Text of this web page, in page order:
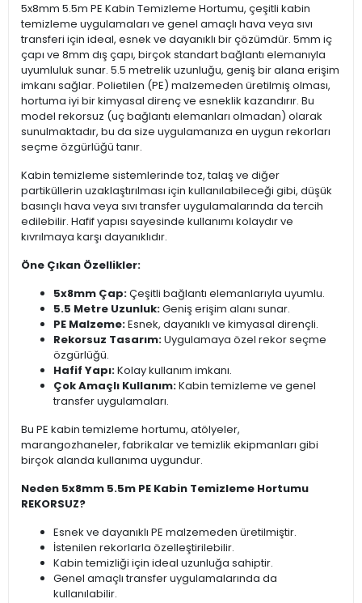
5x8mm 5.5m PE Kabin Temizleme Hortumu, çeşitli kabin
temizleme uygulamaları ve genel amaçlı hava veya sıvı
transferi için ideal, esnek ve dayanıklı bir çözümdür. 5mm iç
çapı ve 8mm dış çapı, birçok standart bağlantı elemanıyla
uyumluluk sunar. 5.5 metrelik uzunluğu, geniş bir alana erişim
imkanı sağlar. Polietilen (PE) malzemeden üretilmiş olması,
hortuma iyi bir kimyasal direnç ve esneklik kazandırır. Bu
model rekorsuz (uç bağlantı elemanları olmadan) olarak
sunulmaktadır, bu da size uygulamanıza en uygun rekorları
seçme özgürlüğü tanır.
Kabin temizleme sistemlerinde toz, talaş ve diğer
partiküllerin uzaklaştırılması için kullanılabileceği gibi, düşük
basınçlı hava veya sıvı transfer uygulamalarında da tercih
edilebilir. Hafif yapısı sayesinde kullanımı kolaydır ve
kıvrılmaya karşı dayanıklıdır.
Öne Çıkan Özellikler:
5x8mm Çap:Çeşitli bağlantı elemanlarıyla uyumlu.
5.5 Metre Uzunluk:Geniş erişim alanı sunar.
PE Malzeme:Esnek, dayanıklı ve kimyasal dirençli.
Rekorsuz Tasarım:Uygulamaya özel rekor seçme
özgürlüğü.
Hafif Yapı:Kolay kullanım imkanı.
Çok Amaçlı Kullanım:Kabin temizleme ve genel
transfer uygulamaları.
Bu PE kabin temizleme hortumu, atölyeler,
marangozhaneler, fabrikalar ve temizlik ekipmanları gibi
birçok alanda kullanıma uygundur.
Neden 5x8mm 5.5m PE Kabin Temizleme Hortumu
REKORSUZ?
Esnek ve dayanıklı PE malzemeden üretilmiştir.
İstenilen rekorlarla özelleştirilebilir.
Kabin temizliği için ideal uzunluğa sahiptir.
Genel amaçlı transfer uygulamalarında da
kullanılabilir.